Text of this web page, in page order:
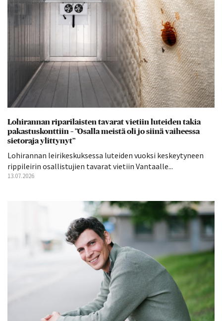
Lohirannan riparilaisten tavarat vietiin luteiden takia
pakastuskonttiin – ”Osalla meistä oli jo siinä vaiheessa
sietoraja ylittynyt”
Lohirannan leirikeskuksessa luteiden vuoksi keskeytyneen
rippileirin osallistujien tavarat vietiin Vantaalle...
13.07.2026